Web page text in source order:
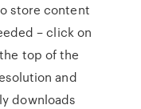
store content
– click on
top of the
and
downloads